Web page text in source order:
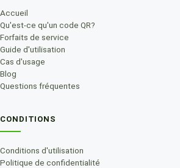
Accueil
Qu'est-ce qu'un code QR?
Forfaits de service
Guide d'utilisation
Cas d'usage
Blog
Questions fréquentes
CONDITIONS
Conditions d'utilisation
Politique de confidentialité